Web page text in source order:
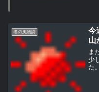
冬の風物詩
今
山
ま
少
た